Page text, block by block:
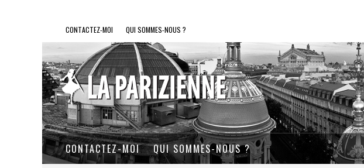
CONTACTEZ-MOI QUI SOMMES-NOUS ?
CONTACTEZ-MOI QUI SOMMES-NOUS ?